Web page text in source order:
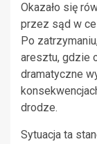
Okazało się
przez sąd w
Po
aresztu, gdzie
dramatyczne
drodze.
Sytuacja ta